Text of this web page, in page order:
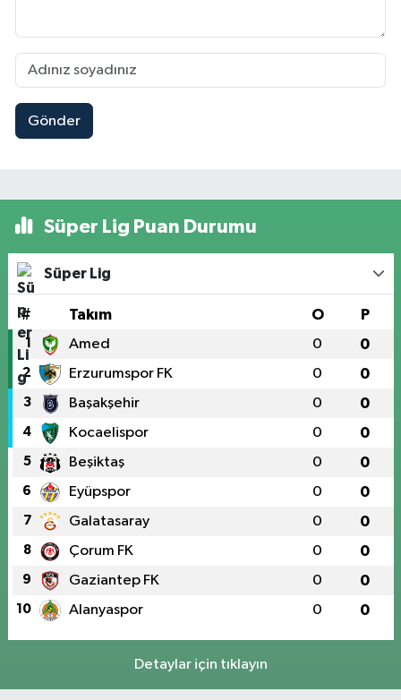
Gönder
Süper Lig Puan Durumu
Süper Lig
# Takım O P
1 Amed 0 0
2 Erzurumspor FK 0 0
3 Başakşehir 0 0
4 Kocaelispor 0 0
5 Beşiktaş 0 0
6 Eyüpspor 0 0
7 Galatasaray 0 0
8 Çorum FK 0 0
9 Gaziantep FK 0 0
10 Alanyaspor 0 0
Detaylar için tıklayın